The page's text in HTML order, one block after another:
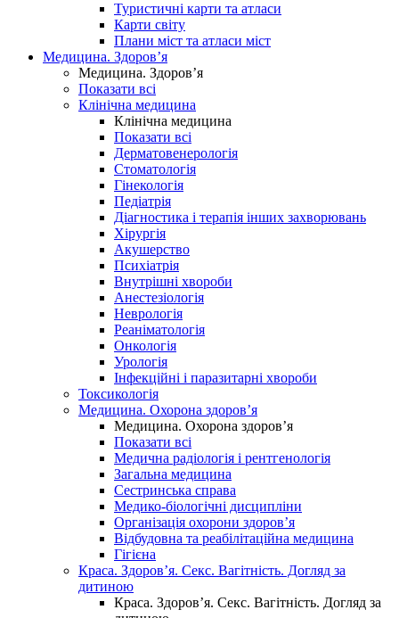
Туристичні карти та атласи
Карти світу
Плани міст та атласи міст
Медицина. Здоров’я
Медицина. Здоров’я
Показати всі
Клінічна медицина
Клінічна медицина
Показати всі
Дерматовенерологія
Стоматологія
Гінекологія
Педіатрія
Діагностика і терапія інших захворювань
Хірургія
Акушерство
Психіатрія
Внутрішні хвороби
Анестезіологія
Неврологія
Реаніматологія
Онкологія
Урологія
Інфекційні і паразитарні хвороби
Токсикологія
Медицина. Охорона здоров’я
Медицина. Охорона здоров’я
Показати всі
Медична радіологія і рентгенологія
Загальна медицина
Сестринська справа
Медико-біологічні дисципліни
Організація охорони здоров’я
Відбудовна та реабілітаційна медицина
Гігієна
Краса. Здоров’я. Секс. Вагітність. Догляд за
дитиною
Краса. Здоров’я. Секс. Вагітність. Догляд за